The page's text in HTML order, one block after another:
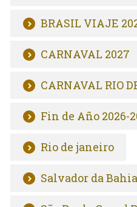
BRASIL VIAJE
CARNAVAL 2027
CARNAVAL RIO
Fin de Año 2026-
Rio de janeiro
Salvador da Bahia